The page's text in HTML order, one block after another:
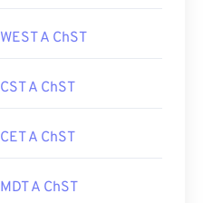
WEST A ChST
CST A ChST
CET A ChST
MDT A ChST